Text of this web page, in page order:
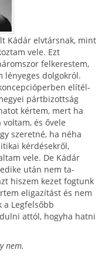
Kádár elvtársnak, mint
vele. Ezt
felkerestem,
lényeges dolgokról.
elítél­
pártbi­zottság
kértem, mert ha
és ővele
szeretné, ha néha
kérdésekről,
vele. De Kádár
után nem ta­
hiszem ke­zet fogtunk
eligazítást és nem
a Legfelsőbb
attól, hogyha hatni
nem.